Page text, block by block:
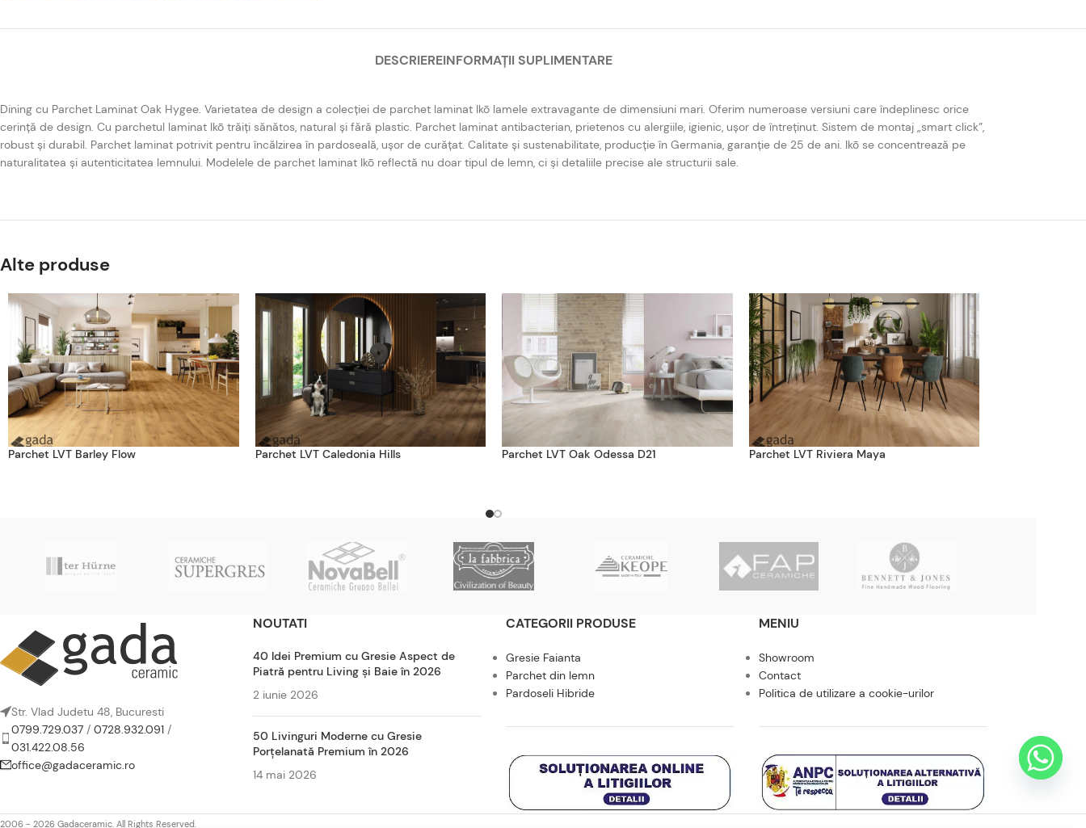
DESCRIEREINFORMAȚII SUPLIMENTARE
Dining cu Parchet Laminat Oak Hygee. Varietatea de design a colecției de parchet laminat Ikō lamele extravagante de dimensiuni mari. Oferim numeroase versiuni care îndeplinesc orice
cerință de design. Cu parchetul laminat Ikō trăiți sănătos, natural și fără plastic. Parchet laminat antibacterian, prietenos cu alergiile, igienic, ușor de întreținut. Sistem de montaj „smart click”,
robust și durabil. Parchet laminat potrivit pentru încălzirea în pardoseală, ușor de curățat. Calitate și sustenabilitate, producție în Germania, garanție de 25 de ani. Ikō se concentrează pe
naturalitatea și autenticitatea lemnului. Modelele de parchet laminat Ikō reflectă nu doar tipul de lemn, ci și detaliile precise ale structurii sale.
Alte produse
Parchet LVT Barley Flow Parchet LVT Caledonia Hills Parchet LVT Oak Odessa D21 Parchet LVT Riviera Maya
Str. Vlad Judetu 48, Bucuresti
0799.729.037 / 0728.932.091 /
031.422.08.56
office@gadaceramic.ro
NOUTATI
40 Idei Premium cu Gresie Aspect de
Piatră pentru Living și Baie în 2026
2 iunie 2026
50 Livinguri Moderne cu Gresie
Porțelanată Premium în 2026
14 mai 2026
CATEGORII PRODUSE
Gresie Faianta
Parchet din lemn
Pardoseli Hibride
MENIU
Showroom
Contact
Politica de utilizare a cookie-urilor
2006 - 2026 Gadaceramic. All Rights Reserved.